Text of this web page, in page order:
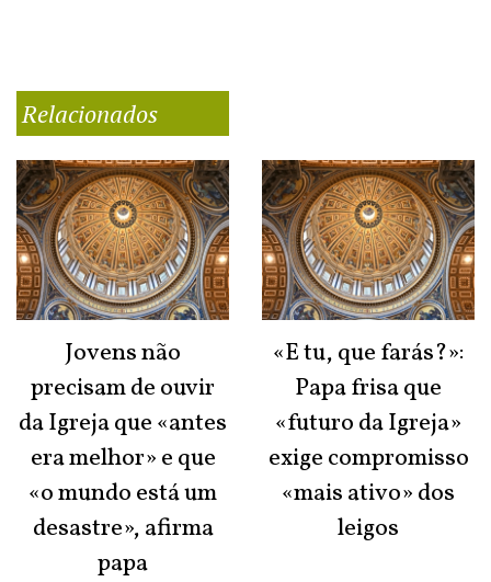
Relacionados
Jovens não
precisam de ouvir
da Igreja que «antes
era melhor» e que
«o mundo está um
desastre», afirma
papa
«E tu, que farás?»:
Papa frisa que
«futuro da Igreja»
exige compromisso
«mais ativo» dos
leigos